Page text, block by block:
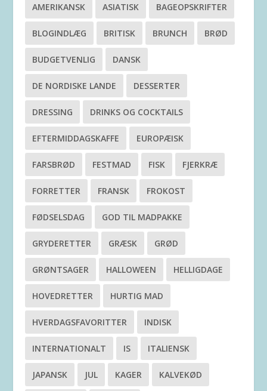
AMERIKANSK ASIATISK BAGEOPSKRIFTER
BLOGINDLÆG BRITISK BRUNCH BRØD
BUDGETVENLIG DANSK
DE NORDISKE LANDE DESSERTER
DRESSING DRINKS OG COCKTAILS
EFTERMIDDAGSKAFFE EUROPÆISK
FARSBRØD FESTMAD FISK FJERKRÆ
FORRETTER FRANSK FROKOST
FØDSELSDAG GOD TIL MADPAKKE
GRYDERETTER GRÆSK GRØD
GRØNTSAGER HALLOWEEN HELLIGDAGE
HOVEDRETTER HURTIG MAD
HVERDAGSFAVORITTER INDISK
INTERNATIONALT IS ITALIENSK
JAPANSK JUL KAGER KALVEKØD